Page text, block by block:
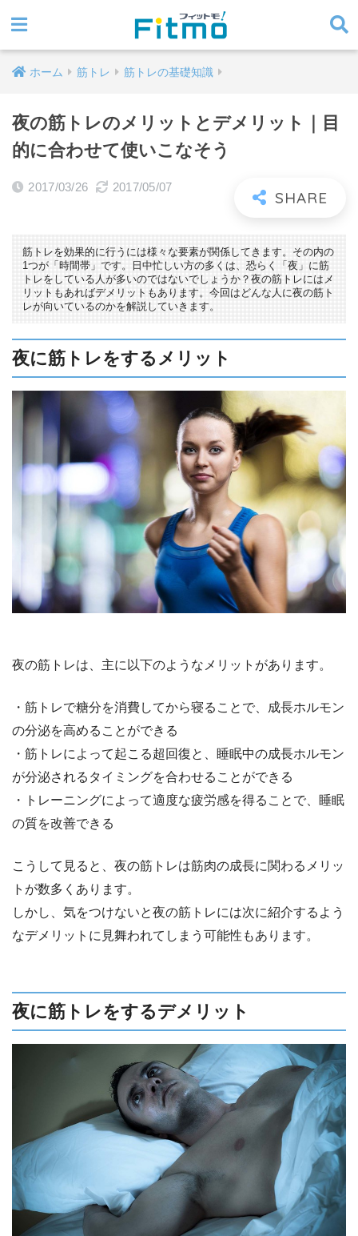
ホーム 筋トレ 筋トレの基礎知識
夜の筋トレのメリットとデメリット｜目
的に合わせて使いこなそう
2017/03/26 2017/05/07
筋トレを効果的に行うには様々な要素が関係してきます。その内の
1つが「時間帯」です。日中忙しい方の多くは、恐らく「夜」に筋
トレをしている人が多いのではないでしょうか？夜の筋トレにはメ
リットもあればデメリットもあります。今回はどんな人に夜の筋ト
レが向いているのかを解説していきます。
夜に筋トレをするメリット
夜の筋トレは、主に以下のようなメリットがあります。
・筋トレで糖分を消費してから寝ることで、成長ホルモン
の分泌を高めることができる
・筋トレによって起こる超回復と、睡眠中の成長ホルモン
が分泌されるタイミングを合わせることができる
・トレーニングによって適度な疲労感を得ることで、睡眠
の質を改善できる
こうして見ると、夜の筋トレは筋肉の成長に関わるメリッ
トが数多くあります。
しかし、気をつけないと夜の筋トレには次に紹介するよう
なデメリットに見舞われてしまう可能性もあります。
夜に筋トレをするデメリット